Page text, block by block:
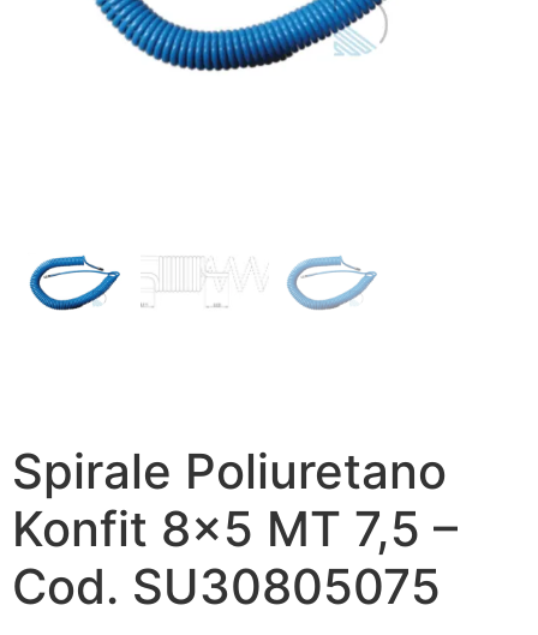
Spirale Poliuretano
Konfit 8×5 MT 7,5 –
Cod. SU30805075